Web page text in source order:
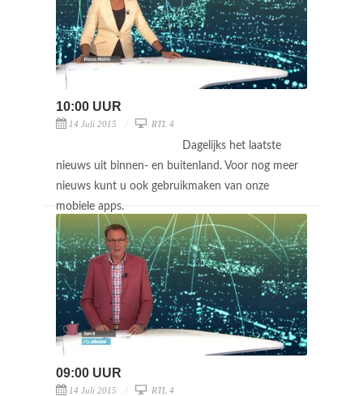
10:00 UUR
14 Juli 2015 RTL 4
Dagelijks het laatste
nieuws uit binnen- en buitenland. Voor nog meer
nieuws kunt u ook gebruikmaken van onze
mobiele apps.
09:00 UUR
14 Juli 2015 RTL 4